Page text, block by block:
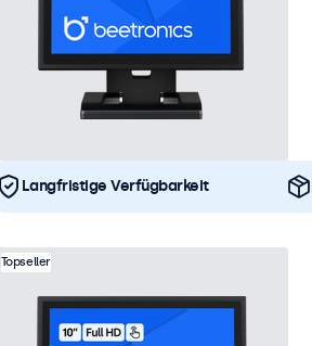
Langfristige Verfügbarkeit
Topseller